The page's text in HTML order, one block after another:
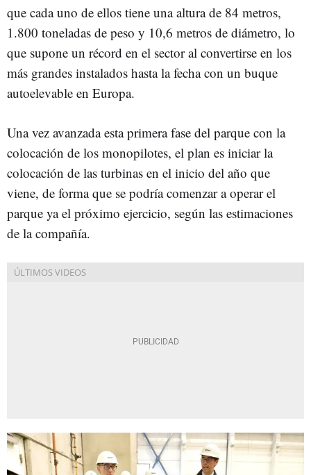
que cada uno de ellos tiene una altura de 84 metros,
1.800 toneladas de peso y 10,6 metros de diámetro, lo
que supone un récord en el sector al convertirse en los
más grandes instalados hasta la fecha con un buque
autoelevable en Europa.
Una vez avanzada esta primera fase del parque con la
colocación de los monopilotes, el plan es iniciar la
colocación de las turbinas en el inicio del año que
viene, de forma que se podría comenzar a operar el
parque ya el próximo ejercicio, según las estimaciones
de la compañía.